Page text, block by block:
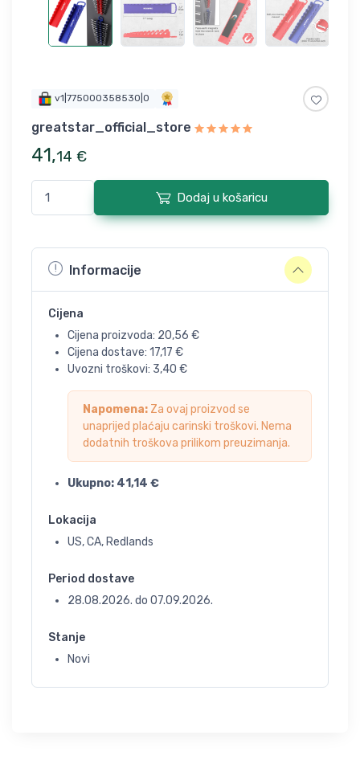
v1|775000358530|0
greatstar_official_store
41,14 €
Dodaj u košaricu
Informacije
Cijena
Cijena proizvoda: 20,56 €
Cijena dostave: 17,17 €
Uvozni troškovi: 3,40 €
Napomena: Za ovaj proizvod se
unaprijed plaćaju carinski troškovi. Nema
dodatnih troškova prilikom preuzimanja.
Ukupno: 41,14 €
Lokacija
US, CA, Redlands
Period dostave
28.08.2026. do 07.09.2026.
Stanje
Novi